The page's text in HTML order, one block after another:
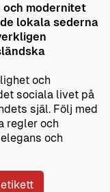
modernitet
lokala sederna
och
sociala livet på
själ. Följ med
regler och
och
etikett